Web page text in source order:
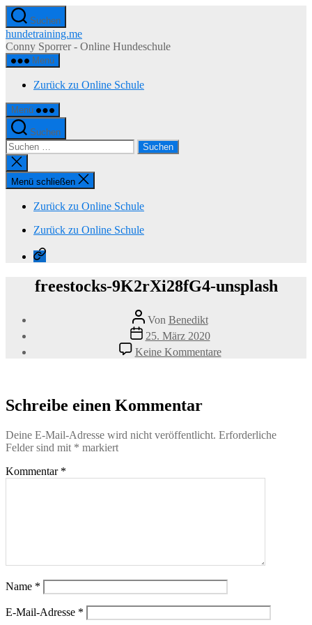
Zum
Inhalt
springen
Suchen
hundetraining.me
Conny Sporrer - Online Hundeschule
Menü
Zurück zu Online Schule
Menü
Suchen
Suchen
nach:
Suche
schließen
Menü schließen
Zurück zu Online Schule
Zurück zu Online Schule
Zurück
zu
Online
Schule
freestocks-9K2rXi28fG4-unsplash
Beitragsautor
Von Benedikt
Veröffentlichungsdatum
25. März 2020
Keine Kommentarezu
freestocks-
Schreibe einen Kommentar
Deine E-Mail-Adresse wird nicht veröffentlicht. Erforderliche
Felder sind mit * markiert
Kommentar *
Name *
E-Mail-Adresse *